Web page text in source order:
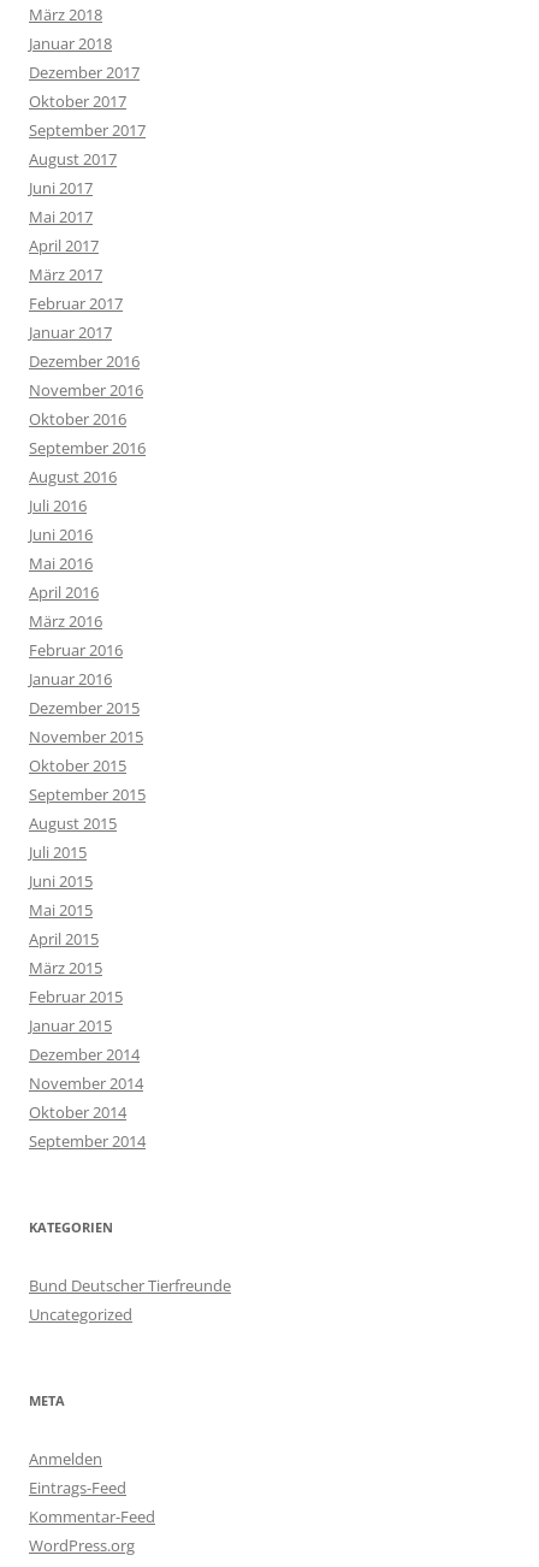
März 2018
Januar 2018
Dezember 2017
Oktober 2017
September 2017
August 2017
Juni 2017
Mai 2017
April 2017
März 2017
Februar 2017
Januar 2017
Dezember 2016
November 2016
Oktober 2016
September 2016
August 2016
Juli 2016
Juni 2016
Mai 2016
April 2016
März 2016
Februar 2016
Januar 2016
Dezember 2015
November 2015
Oktober 2015
September 2015
August 2015
Juli 2015
Juni 2015
Mai 2015
April 2015
März 2015
Februar 2015
Januar 2015
Dezember 2014
November 2014
Oktober 2014
September 2014
KATEGORIEN
Bund Deutscher Tierfreunde
Uncategorized
META
Anmelden
Eintrags-Feed
Kommentar-Feed
WordPress.org